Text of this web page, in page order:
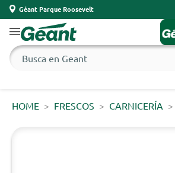
Géant Parque Roosevelt
HOME FRESCOS CARNICERÍA